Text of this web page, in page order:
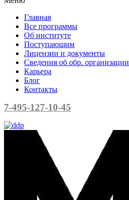
Главная
Все программы
Об институте
Поступающим
Лицензии и документы
Сведения об обр. организации
Карьера
Блог
Контакты
7-495-127-10-45